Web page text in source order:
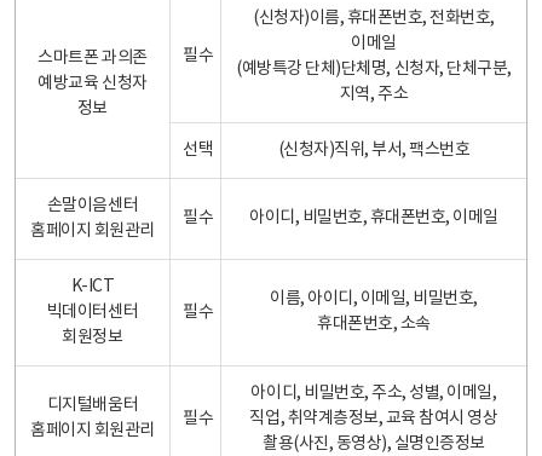
스마트폰 과의존
예방교육 신청자
정보
필수
(신청자)이름, 휴대폰번호, 전화번호,
이메일
(예방특강 단체)단체명, 신청자, 단체구분,
지역, 주소
선택 (신청자)직위, 부서, 팩스번호
손말이음센터
홈페이지 회원관리
필수 아이디, 비밀번호, 휴대폰번호, 이메일
K-ICT
빅데이터센터
회원정보
필수
이름, 아이디, 이메일, 비밀번호,
휴대폰번호, 소속
디지털배움터
홈페이지 회원관리
필수
아이디, 비밀번호, 주소, 성별, 이메일,
직업, 취약계층정보, 교육 참여시 영상
촬용(사진, 동영상), 실명인증정보